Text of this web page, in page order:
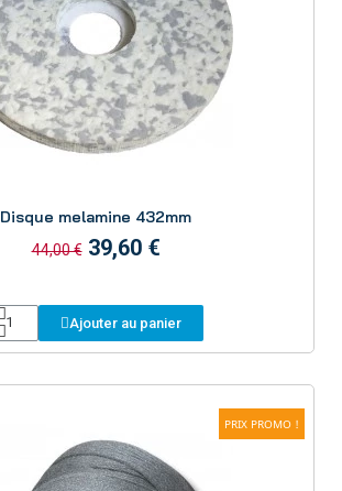
Disque melamine 432mm
44,00 € 39,60 €
Ajouter au panier
PRIX PROMO !